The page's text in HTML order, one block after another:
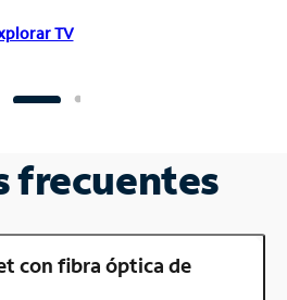
TV
frecuentes
con fibra óptica de